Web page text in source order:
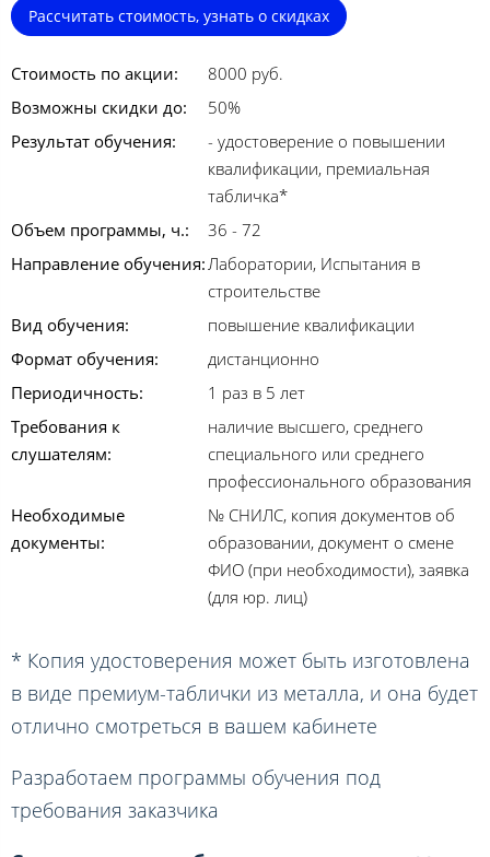
Рассчитать стоимость, узнать о скидках
Стоимость по акции:
8000 руб.
Возможны скидки до:
50%
Результат обучения:
- удостоверение о повышении
квалификации, премиальная
табличка*
Объем программы, ч.:
36 - 72
Направление обучения:Лаборатории, Испытания в
строительстве
Вид обучения:
повышение квалификации
Формат обучения:
дистанционно
Периодичность:
1 раз в 5 лет
Требования к
слушателям:
наличие высшего, среднего
специального или среднего
профессионального образования
Необходимые
документы:
№ СНИЛС, копия документов об
образовании, документ о смене
ФИО (при необходимости), заявка
(для юр. лиц)
* Копия удостоверения может быть изготовлена
в виде премиум-таблички из металла, и она будет
отлично смотреться в вашем кабинете
Разработаем программы обучения под
требования заказчика